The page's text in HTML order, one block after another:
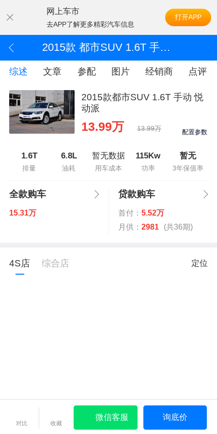
网上车市
去APP了解更多精彩汽车信息
打开APP
2015款 都市SUV 1.6T 手动 悦动派
综述 文章 参配 图片 经销商 点评
2015款都市SUV 1.6T 手动 悦
动派
13.99万 13.99万 配置参数
1.6T
排量
6.8L
油耗
暂无数据
用车成本
115Kw
功率
暂无
3年保值率
全款购车
15.31万
贷款购车
首付： 5.52万
月供： 2981 (共36期)
4S店 综合店 定位
对比 收藏
微信客服 询底价